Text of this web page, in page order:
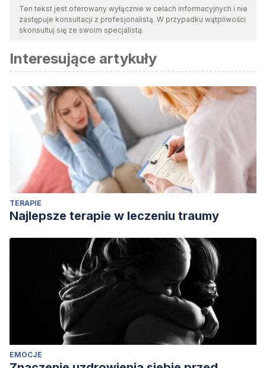
Ten tekst jest oferowany wyłącznie w celach informacyjnych i nie
zastępuje konsultacji z profesjonalistą. W przypadku wątpliwości
skonsultuj się ze swoim specjalistą.
Interesujące artykuły
TERAPIE
Najlepsze terapie w leczeniu traumy
EMOCJE